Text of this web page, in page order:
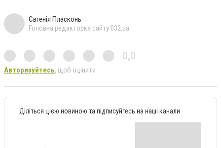
Євгенія Пласконь
Головна редакторка сайту 032.ua
0,0
Авторизуйтесь, щоб оцінити
Діліться цією новиною та підписуйтесь на наші канали